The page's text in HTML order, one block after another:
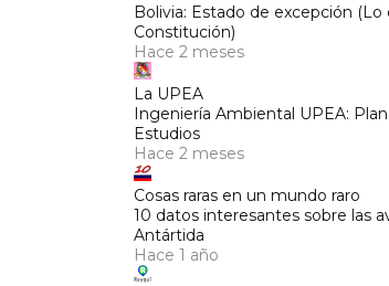
Bolivia: Estado de excepción (Lo
Constitución)
Hace 2 meses
La UPEA
Ingeniería Ambiental UPEA:
Estudios
Hace 2 meses
Cosas raras en un mundo raro
10 datos interesantes sobre las
Antártida
Hace 1 año